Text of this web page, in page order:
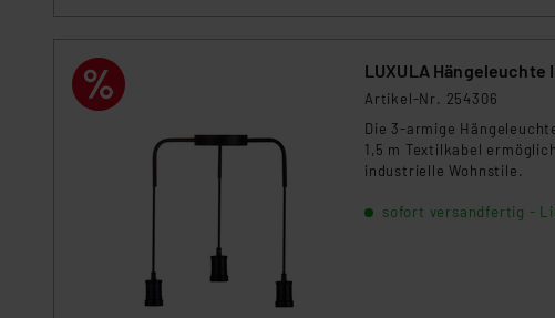
LUXULA Hängeleuchte
Artikel-Nr. 254306
Die 3-armige
1,5 m Textilkabel
industrielle Wohnstile.
sofort versandfertig -